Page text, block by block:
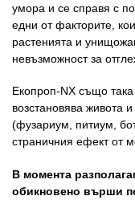
умора и се справя с
едни от факторите,
растенията и
невъзможност за
Екопроп-NX също
возстановява живота
(фузариум, питиум,
страничния ефект от
В момента
обикновено върши